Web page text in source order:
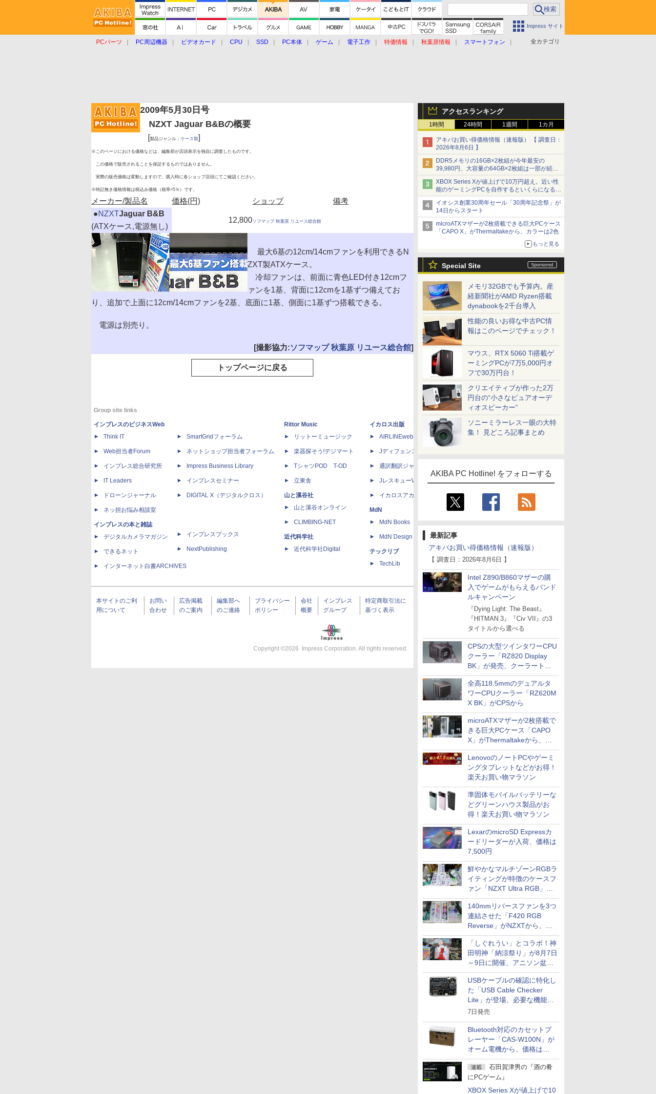
Impress サイト
全カテゴリ
PCパーツ PC周辺機器 ビデオカード CPU SSD PC本体 ゲーム 電子工作 特価情報 秋葉原情報
スマートフォン
アクセスランキング
1時間 24時間 1週間 1カ月
アキバお買い得価格情報（速報版） 【 調査日：
2026年8月6日 】
DDR5メモリの16GB×2枚組が今年最安の
39,980円、大容量の64GB×2枚組は一部が続騰
[8月前半のメモリ価格]
XBOX Series Xが値上げで10万円超え。近い性
能のゲーミングPCを自作するといくらになる？
【石田賀津男の『酒の肴にPCゲーム』】
イオシス創業30周年セール「30周年記念祭」が
14日からスタート
microATXマザーが2枚搭載できる巨大PCケース
「CAPO X」がThermaltakeから、カラーは2色
もっと見る
Special Site
メモリ32GBでも予算内。産
経新聞社がAMD Ryzen搭載
dynabookを2千台導入
性能の良いお得な中古PC情
報はこのページでチェック！
マウス、RTX 5060 Ti搭載ゲ
ーミングPCが7万5,000円オ
フで30万円台！
クリエイティブが作った2万
円台の“小さなピュアオーデ
ィオスピーカー”
ソニーミラーレス一眼の大特
集！ 見どころ記事まとめ
AKIBA PC Hotline! をフォローする
最新記事
アキバお買い得価格情報（速報版）
【 調査日：2026年8月6日 】
Intel Z890/B860マザーの購
入でゲームがもらえるバンド
ルキャンペーン
『Dying Light: The Beast』
『HITMAN 3』『Civ VII』の3
タイトルから選べる
CPSの大型ツインタワーCPU
クーラー「RZ820 Display
BK」が発売、クーラートッ
プに5インチ液晶搭載
全高118.5mmのデュアルタ
ワーCPUクーラー「RZ620M
X BK」がCPSから
microATXマザーが2枚搭載で
きる巨大PCケース「CAPO
X」がThermaltakeから、カ
ラーは2色
LenovoのノートPCやゲーミ
ングタブレットなどがお得！
楽天お買い物マラソン
準固体モバイルバッテリーな
どグリーンハウス製品がお
得！楽天お買い物マラソン
LexarのmicroSD Expressカ
ードリーダーが入荷、価格は
7,500円
鮮やかなマルチゾーンRGBラ
イティングが特徴のケースフ
ァン「NZXT Ultra RGB」が
発売、計8製品
140mmリバースファンを3つ
連結させた「F420 RGB
Reverse」がNZXTから、単
一フレーム採用
「しぐれうい」とコラボ！神
田明神「納涼祭り」が8月7日
～9日に開催、アニソン盆踊
りや屋台グルメなどもあり
USBケーブルの確認に特化し
た「USB Cable Checker
Lite」が登場、必要な機能を
凝縮しコンパクトに
7日発売
Bluetooth対応のカセットプ
レーヤー「CAS-W100N」が
オーム電機から、価格は
5,940円
連載
石田賀津男の『酒の肴
にPCゲーム』
XBOX Series Xが値上げで10
2009年5月30日号
NZXT Jaguar B&Bの概要
[製品ジャンル： ケース類]
※このページにおける価格などは、編集部が店頭表示を独自に調査したものです。
この価格で販売されることを保証するものではありません。
実際の販売価格は変動しますので、購入時に各ショップ店頭にてご確認ください。
※特記無き価格情報は税込み価格（税率=5％）です。
メーカー/製品名 価格(円) ショップ
備考
●NZXTJaguar B&B
(ATXケース,電源無し)
12,800ソフマップ 秋葉原 リユース総合館
最大6基の12cm/14cmファンを利用できるN
ZXT製ATXケース。
冷却ファンは、前面に青色LED付き12cmフ
ァンを1基、背面に12cmを1基ずつ備えてお
り、追加で上面に12cm/14cmファンを2基、底面に1基、側面に1基ずつ搭載できる。
電源は別売り。
[撮影協力:ソフマップ 秋葉原 リユース総合館]
トップページに戻る
Group site links
インプレスのビジネスWeb
Think IT
Web担当者Forum
インプレス総合研究所
IT Leaders
ドローンジャーナル
ネッ担お悩み相談室
インプレスの本と雑誌
デジタルカメラマガジン
できるネット
インターネット白書ARCHIVES
SmartGridフォーラム
ネットショップ担当者フォーラム
Impress Business Library
インプレスセミナー
DIGITAL X（デジタルクロス）
インプレスブックス
NextPublishing
Rittor Music
リットーミュージック
楽器探そう!デジマート
TシャツPOD T-OD
立東舎
山と溪谷社
山と溪谷オンライン
CLIMBING-NET
近代科学社
近代科学社Digital
イカロス出版
AIRLINEweb
Jディフェンスニュース
通訳翻訳ジャーナル
JレスキューWeb
イカロスアカデミー
MdN
MdN Books
MdN Design Interactive
テックリブ
TechLib
天海社
パブファンセルフ
IPGネットワーク
Impress Group Publication Informa
tion
本サイトのご利
用について
お問い
合わせ
広告掲載
のご案内
編集部へ
のご連絡
プライバシー
ポリシー
会社
概要
インプレス
グループ
特定商取引法に
基づく表示
Copyright ©2026 Impress Corporation. All rights reserved.